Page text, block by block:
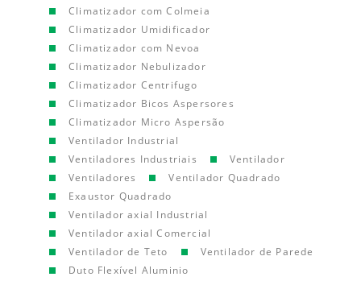
Climatizador com Colmeia
Climatizador Umidificador
Climatizador com Nevoa
Climatizador Nebulizador
Climatizador Centrifugo
Climatizador Bicos Aspersores
Climatizador Micro Aspersão
Ventilador Industrial
Ventiladores Industriais
Ventilador
Ventiladores
Ventilador Quadrado
Exaustor Quadrado
Ventilador axial Industrial
Ventilador axial Comercial
Ventilador de Teto
Ventilador de Parede
Duto Flexível Aluminio